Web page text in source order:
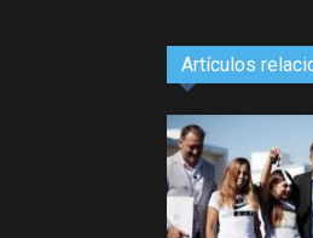
Artículos